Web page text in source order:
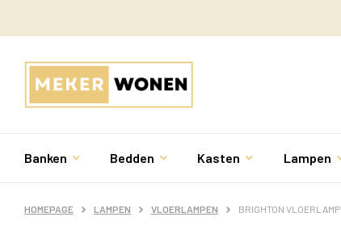
Banken Bedden Kasten Lampen
HOMEPAGE LAMPEN VLOERLAMPEN BRIGHTON VLOERLAMP